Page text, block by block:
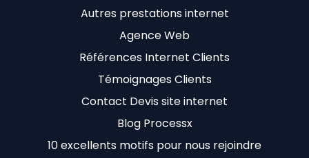
Autres prestations internet
Agence Web
Références Internet Clients
Témoignages Clients
Contact Devis site internet
Blog Processx
10 excellents motifs pour nous rejoindre